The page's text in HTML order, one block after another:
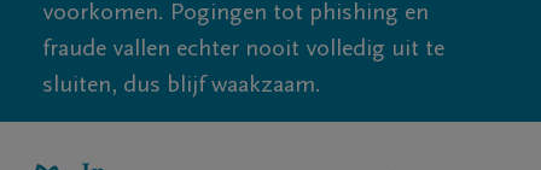
voorkomen. Pogingen tot phishing en
fraude vallen echter nooit volledig uit te
sluiten, dus blijf waakzaam.